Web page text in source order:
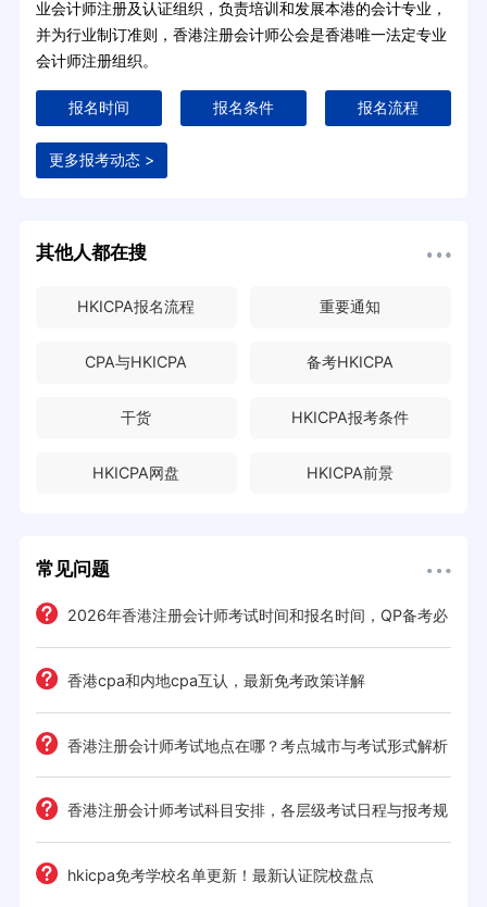
业会计师注册及认证组织，负责培训和发展本港的会计专业，
并为行业制订准则，香港注册会计师公会是香港唯一法定专业
会计师注册组织。
报名时间 报名条件 报名流程
更多报考动态 >
其他人都在搜
HKICPA报名流程 重要通知
CPA与HKICPA 备考HKICPA
干货 HKICPA报考条件
HKICPA网盘 HKICPA前景
常见问题
2026年香港注册会计师考试时间和报名时间，QP备考必
读的时间规划
香港cpa和内地cpa互认，最新免考政策详解
香港注册会计师考试地点在哪？考点城市与考试形式解析
香港注册会计师考试科目安排，各层级考试日程与报考规
则 hkicpa免考学校名单更新！最新认证院校盘点